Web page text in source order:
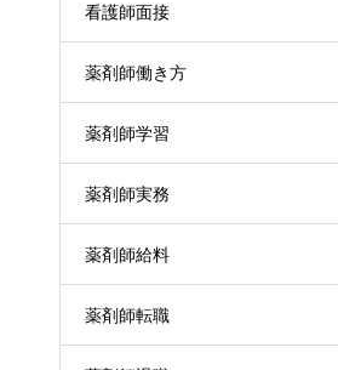
看護師面接
薬剤師働き方
薬剤師学習
薬剤師実務
薬剤師給料
薬剤師転職